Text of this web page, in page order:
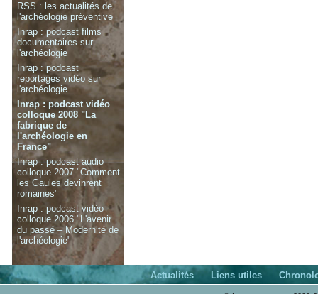
RSS : les actualités de
l'archéologie préventive
Inrap : podcast films
documentaires sur
l'archéologie
Inrap : podcast
reportages vidéo sur
l'archéologie
Inrap : podcast vidéo
colloque 2008 "La
fabrique de
l'archéologie en
France"
Inrap : podcast audio
colloque 2007 "Comment
les Gaules devinrent
romaines"
Inrap : podcast vidéo
colloque 2006 "L'avenir
du passé – Modernité de
l'archéologie"
Actualités Liens utiles